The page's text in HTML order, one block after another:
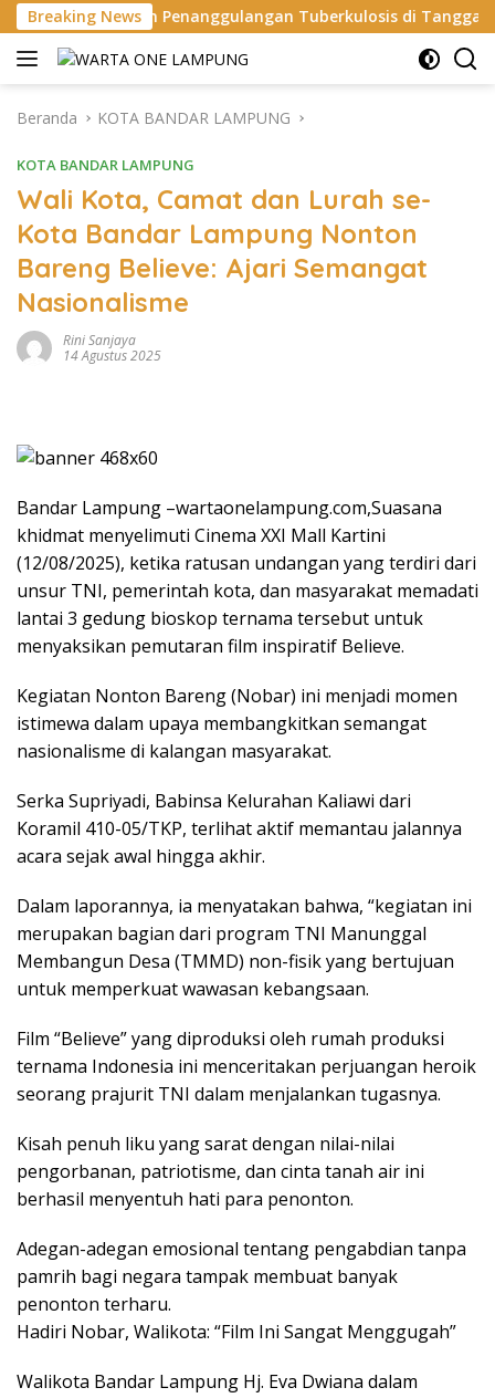
Langsung
ke
konten
Breaking News
Penanggulangan Tuberkulosis di Tanggamus Apel
Beranda KOTA BANDAR LAMPUNG
KOTA BANDAR LAMPUNG
Wali Kota, Camat dan Lurah se-
Kota Bandar Lampung Nonton
Bareng Believe: Ajari Semangat
Nasionalisme
Rini Sanjaya
14 Agustus 2025
Bandar Lampung –wartaonelampung.com,Suasana
khidmat menyelimuti Cinema XXI Mall Kartini
(12/08/2025), ketika ratusan undangan yang terdiri dari
unsur TNI, pemerintah kota, dan masyarakat memadati
lantai 3 gedung bioskop ternama tersebut untuk
menyaksikan pemutaran film inspiratif Believe.
Kegiatan Nonton Bareng (Nobar) ini menjadi momen
istimewa dalam upaya membangkitkan semangat
nasionalisme di kalangan masyarakat.
Serka Supriyadi, Babinsa Kelurahan Kaliawi dari
Koramil 410-05/TKP, terlihat aktif memantau jalannya
acara sejak awal hingga akhir.
Dalam laporannya, ia menyatakan bahwa, “kegiatan ini
merupakan bagian dari program TNI Manunggal
Membangun Desa (TMMD) non-fisik yang bertujuan
untuk memperkuat wawasan kebangsaan.
Film “Believe” yang diproduksi oleh rumah produksi
ternama Indonesia ini menceritakan perjuangan heroik
seorang prajurit TNI dalam menjalankan tugasnya.
Kisah penuh liku yang sarat dengan nilai-nilai
pengorbanan, patriotisme, dan cinta tanah air ini
berhasil menyentuh hati para penonton.
Adegan-adegan emosional tentang pengabdian tanpa
pamrih bagi negara tampak membuat banyak
penonton terharu.
Hadiri Nobar, Walikota: “Film Ini Sangat Menggugah”
Walikota Bandar Lampung Hj. Eva Dwiana dalam